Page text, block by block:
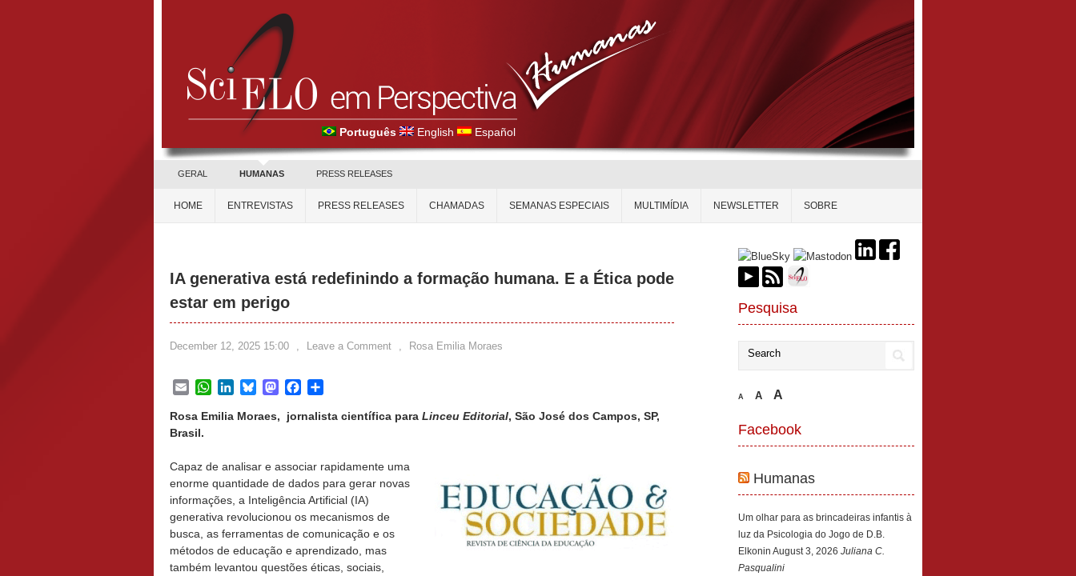
Português English Español
GERAL HUMANAS PRESS RELEASES
HOME ENTREVISTAS PRESS RELEASES CHAMADAS SEMANAS ESPECIAIS MULTIMÍDIA NEWSLETTER SOBRE
IA generativa está redefinindo a formação humana. E a Ética pode
estar em perigo
December 12, 2025 15:00 , Leave a Comment , Rosa Emilia Moraes
EmailWhatsApp
LinkedInBlueskyMastodonFacebook
Rosa Emilia Moraes, jornalista científica para Linceu Editorial, São José dos Campos, SP,
Brasil.
Capaz de analisar e associar rapidamente uma
enorme quantidade de dados para gerar novas
informações, a Inteligência Artificial (IA)
generativa revolucionou os mecanismos de
busca, as ferramentas de comunicação e os
métodos de educação e aprendizado, mas
também levantou questões éticas, sociais,
Pesquisa
A A A
Facebook
Humanas
Um olhar para as brincadeiras infantis à
luz da Psicologia do Jogo de D.B.
Elkonin August 3, 2026 Juliana C.
Pasqualini